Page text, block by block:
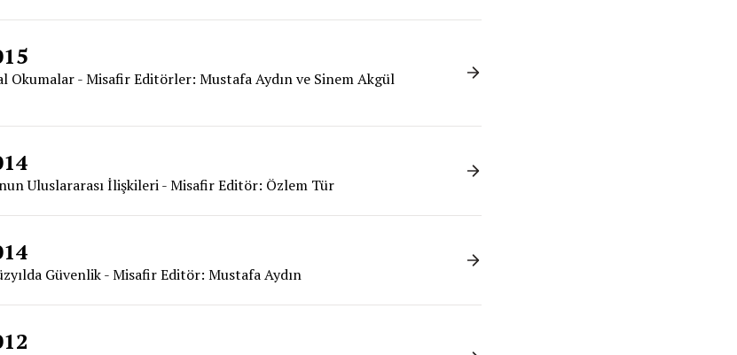
Okumalar - Misafir Editörler: Mustafa Aydın ve Sinem Akgül
Uluslararası İlişkileri - Misafir Editör: Özlem Tür
Güvenlik - Misafir Editör: Mustafa Aydın